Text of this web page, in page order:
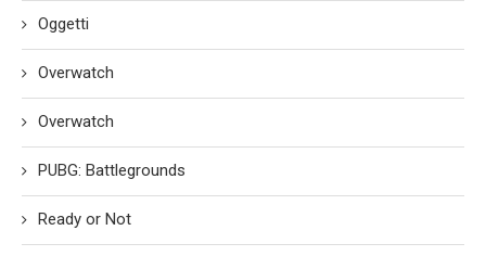
Oggetti
Overwatch
Overwatch
PUBG: Battlegrounds
Ready or Not